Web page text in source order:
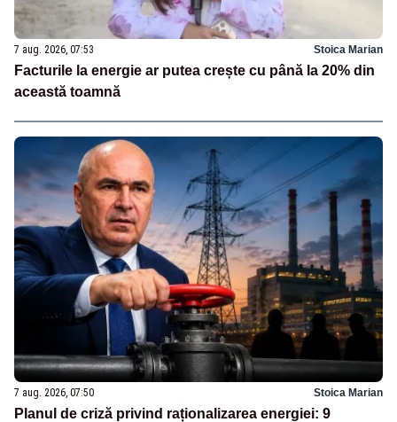
7 aug. 2026, 07:53 Stoica Marian
Facturile la energie ar putea crește cu până la 20% din
această toamnă
7 aug. 2026, 07:50 Stoica Marian
Planul de criză privind raționalizarea energiei: 9